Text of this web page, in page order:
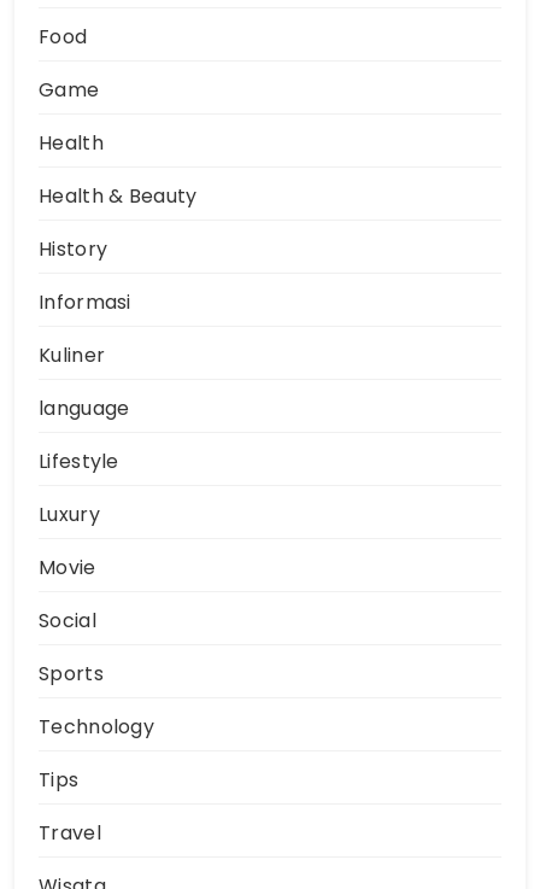
Food
Game
Health
Health & Beauty
History
Informasi
Kuliner
language
Lifestyle
Luxury
Movie
Social
Sports
Technology
Tips
Travel